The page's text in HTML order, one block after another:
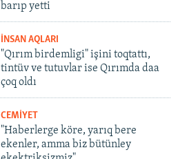
barıp yetti
İNSAN AQLARI
"Qırım birdemligi" işini toqtattı,
tintüv ve tutuvlar ise Qırımda daa
çoq oldı
CEMİYET
"Haberlerge köre, yarıq bere
ekenler, amma biz bütünley